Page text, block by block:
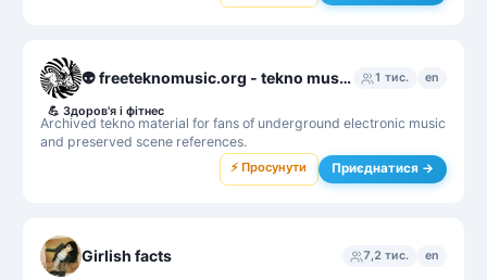
👽 freeteknomusic.org - tekno music archive 1 тис. en
Archived tekno material for fans of underground electronic music
and preserved scene references.
💪 Здоров'я і фітнес
⚡ Просунути Приєднатися →
Girlish facts 7,2 тис. en